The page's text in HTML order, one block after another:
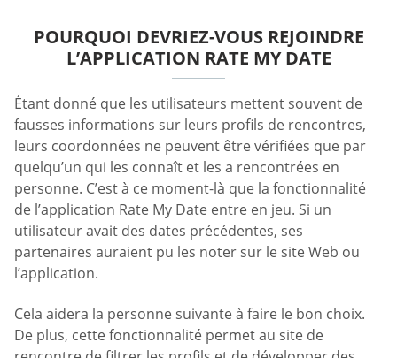
POURQUOI DEVRIEZ-VOUS REJOINDRE
L’APPLICATION RATE MY DATE
Étant donné que les utilisateurs mettent souvent de
fausses informations sur leurs profils de rencontres,
leurs coordonnées ne peuvent être vérifiées que par
quelqu’un qui les connaît et les a rencontrées en
personne. C’est à ce moment-là que la fonctionnalité
de l’application Rate My Date entre en jeu. Si un
utilisateur avait des dates précédentes, ses
partenaires auraient pu les noter sur le site Web ou
l’application.
Cela aidera la personne suivante à faire le bon choix.
De plus, cette fonctionnalité permet au site de